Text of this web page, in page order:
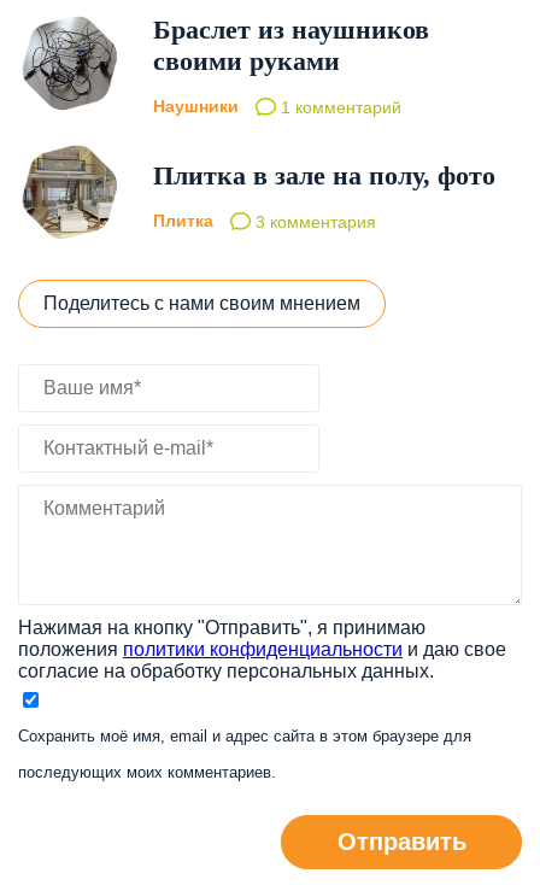
Браслет из наушников
своими руками
Наушники 1 комментарий
Плитка в зале на полу, фото
Плитка 3 комментария
Поделитесь с нами своим мнением
Нажимая на кнопку "Отправить", я принимаю
положения политики конфиденциальности и даю свое
согласие на обработку персональных данных.
Сохранить моё имя, email и адрес сайта в этом браузере для
последующих моих комментариев.
Отправить